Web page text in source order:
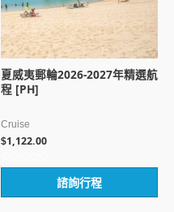
夏威夷郵輪2026-2027年精選航
程 [PH]
Cruise
$1,122.00
評
滿
諮詢行程